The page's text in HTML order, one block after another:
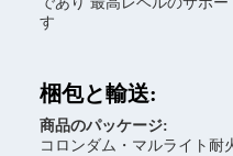
す
梱包と輸送:
商品のパッケージ:
コロンダム・マルライト耐